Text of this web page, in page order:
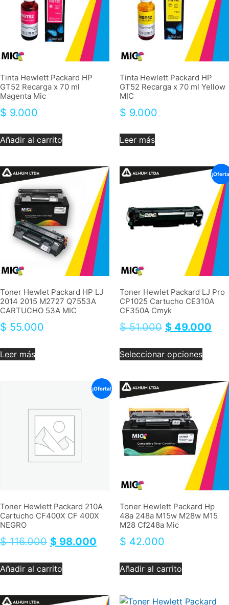
Tinta Hewlett Packard HP
GT52 Recarga x 70 ml
Magenta Mic
$ 9.000
Añadir al carrito
Tinta Hewlett Packard HP
GT52 Recarga x 70 ml Yellow
MIC
$ 9.000
Leer más
Toner Hewlet Packard HP LJ
2014 2015 M2727 Q7553A
CARTUCHO 53A MIC
$ 55.000
Leer más
Toner Hewlet Packard LJ Pro
CP1025 Cartucho CE310A
CF350A Cmyk
$51.000 $ 49.000
Seleccionar opciones
¡Oferta!
Toner Hewlett Packard 210A
Cartucho CF400X CF 400X
NEGRO
$116.000 $ 98.000
Añadir al carrito
Toner Hewlett Packard Hp
48a 248a M15w M28w M15
M28 Cf248a Mic
$ 42.000
Añadir al carrito